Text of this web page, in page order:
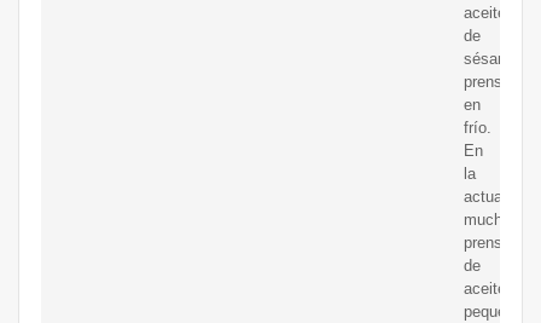
aceite
de
sésamo
prensado
en
frío.
En
la
actualidad,
muchas
prensas
de
aceite
pequeñas